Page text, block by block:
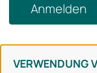
VERWENDUNG
Anmelden